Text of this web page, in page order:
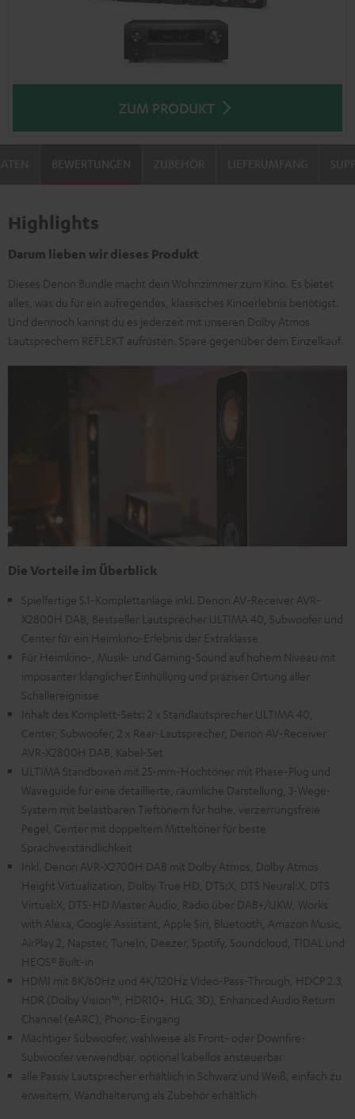
ZUM PRODUKT
BEWERTUNGEN
Highlights
Darum lieben wir dieses Produkt
Dieses Denon Bundle macht dein Wohnzimmer zum Kino. Es bietet
alles, was du für ein aufregendes, klassisches Kinoerlebnis benötigst.
Und dennoch kannst du es jederzeit mit unseren Dolby Atmos
Lautsprechern REFLEKT aufrüsten. Spare gegenüber dem Einzelkauf.
Die Vorteile im Überblick
Spielfertige 5.1-Komplettanlage inkl. Denon AV-Receiver AVR-
X2800H DAB, Bestseller Lautsprecher ULTIMA 40, Subwoofer und
Center für ein Heimkino-Erlebnis der Extraklasse
Für Heimkino-, Musik- und Gaming-Sound auf hohem Niveau mit
imposanter klanglicher Einhüllung und präziser Ortung aller
Schallereignisse
Inhalt des Komplett-Sets: 2 x Standlautsprecher ULTIMA 40,
Center, Subwoofer, 2 x Rear-Lautsprecher, Denon AV-Receiver
AVR-X2800H DAB, Kabel-Set
ULTIMA Standboxen mit 25-mm-Hochtöner mit Phase-Plug und
Waveguide für eine detaillierte, räumliche Darstellung, 3-Wege-
System mit belastbaren Tieftönern für hohe, verzerrungsfreie
Pegel, Center mit doppeltem Mitteltöner für beste
Sprachverständlichkeit
Inkl. Denon AVR-X2700H DAB mit Dolby Atmos, Dolby Atmos
Height Virtualization, Dolby True HD, DTS:X, DTS Neural:X, DTS
Virtual:X, DTS-HD Master Audio, Radio über DAB+/UKW, Works
with Alexa, Google Assistant, Apple Siri, Bluetooth, Amazon Music,
AirPlay 2, Napster, TuneIn, Deezer, Spotify, Soundcloud, TIDAL und
HEOS® Built-in
HDMI mit 8K/60Hz und 4K/120Hz Video-Pass-Through, HDCP 2.3,
HDR (Dolby Vision™, HDR10+, HLG, 3D), Enhanced Audio Return
Channel (eARC), Phono-Eingang
Mächtiger Subwoofer, wahlweise als Front- oder Downfire-
Subwoofer verwendbar, optional kabellos ansteuerbar
alle Passiv Lautsprecher erhältlich in Schwarz und Weiß, einfach zu
erweitern, Wandhalterung als Zubehör erhältlich